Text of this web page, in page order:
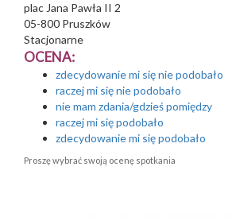
plac Jana Pawła II 2
05-800 Pruszków
Stacjonarne
OCENA:
zdecydowanie mi się nie podobało
raczej mi się nie podobało
nie mam zdania/gdzieś pomiędzy
raczej mi się podobało
zdecydowanie mi się podobało
Proszę wybrać swoją ocenę spotkania